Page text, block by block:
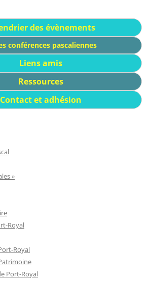
des évènements
conférences pascaliennes
Liens amis
Ressources
Contact et adhésion
»
Royal
Royal
Port-Royal